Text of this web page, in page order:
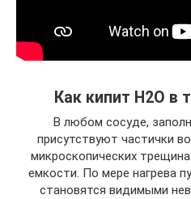
Как кипит H2O в
В любом сосуде,
присутствуют частички
микроскопических
емкости. По мере нагрева
становятся видимыми